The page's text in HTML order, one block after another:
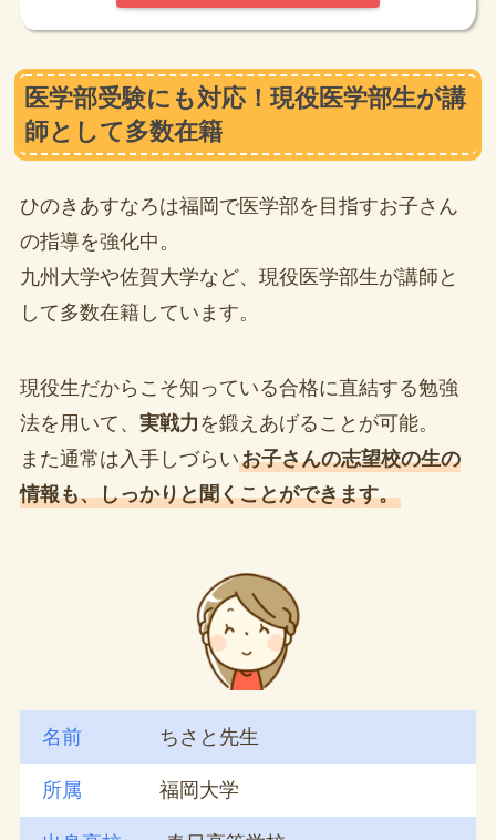
医学部受験にも対応！現役医学部生が講
師として多数在籍
ひのきあすなろは福岡で医学部を目指すお子さん
の指導を強化中。
九州大学や佐賀大学など、現役医学部生が講師と
して多数在籍しています。
現役生だからこそ知っている合格に直結する勉強
法を用いて、 実戦力 を鍛えあげることが可能。
また通常は入手しづらいお子さんの志望校の生の
情報も、しっかりと聞くことができます。
名前 ちさと先生
所属 福岡大学